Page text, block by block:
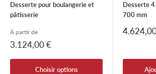
Desserte pour boulangerie et
pâtisserie
À partir de
Prix
3.124,00 €
Choisir options
Desserte
700 mm
Prix